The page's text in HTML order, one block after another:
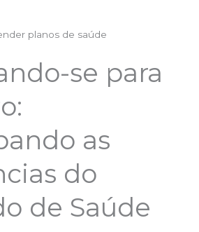
se para
as
do
de Saúde